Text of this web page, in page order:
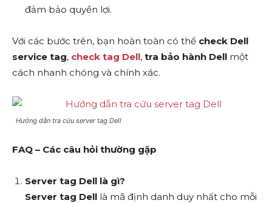
đảm bảo quyền lợi.
Với các bước trên, bạn hoàn toàn có thể check Dell
service tag, check tag Dell, tra bảo hành Dell một
cách nhanh chóng và chính xác.
Hướng dẫn tra cứu server tag Dell
FAQ – Các câu hỏi thường gặp
Server tag Dell là gì?
Server tag Dell là mã định danh duy nhất cho mỗi